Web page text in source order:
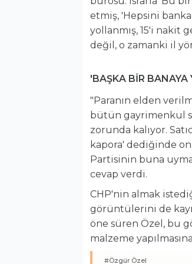
etmiş, 'Hepsini
yollanmış, 15'i nakit
değil, o zamanki il
'BAŞKA BİR BANAYA
"Paranın elden
bütün gayrimenkul
zorunda kalıyor.
kapora' dediğinde
Partisinin buna
cevap verdi.
CHP'nin almak
görüntülerini de
öne süren Özel, bu
malzeme
#Özgür Özel